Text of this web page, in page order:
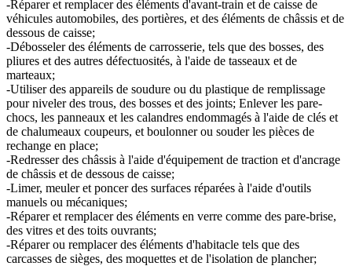
-Réparer et remplacer des éléments d'avant-train et de caisse de
véhicules automobiles, des portières, et des éléments de châssis et de
dessous de caisse;
-Débosseler des éléments de carrosserie, tels que des bosses, des
pliures et des autres défectuosités, à l'aide de tasseaux et de
marteaux;
-Utiliser des appareils de soudure ou du plastique de remplissage
pour niveler des trous, des bosses et des joints; Enlever les pare-
chocs, les panneaux et les calandres endommagés à l'aide de clés et
de chalumeaux coupeurs, et boulonner ou souder les pièces de
rechange en place;
-Redresser des châssis à l'aide d'équipement de traction et d'ancrage
de châssis et de dessous de caisse;
-Limer, meuler et poncer des surfaces réparées à l'aide d'outils
manuels ou mécaniques;
-Réparer et remplacer des éléments en verre comme des pare-brise,
des vitres et des toits ouvrants;
-Réparer ou remplacer des éléments d'habitacle tels que des
carcasses de sièges, des moquettes et de l'isolation de plancher;